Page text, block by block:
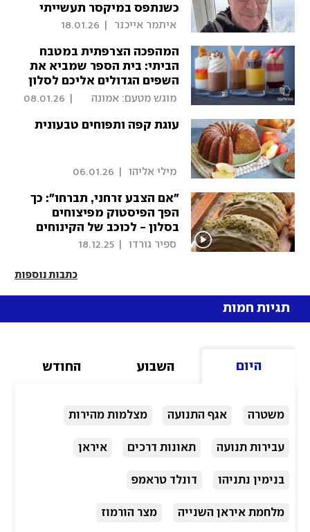
כשנתפס במיקסר תעשייתי
ענק
איתמר אייכנר 18.01.26
המהפכה הצרפתית במטבח
הביתי: בית הספר שמביא את
השפים הגדולים אליכם לסלון
מוגש מטעם: אמונה
08.01.26
עוגת קפה ותפוחים טבעונית
מילי אליהו 06.01.26
"אם הצבע זרחני, תברחו": כך
הפך הפיסטוק מפיצוחים
בסלון - לכוכב של הקינוחים
ספיר גורדו 18.12.25
כתבות נוספות
תגיות חמות
היום השבוע החודש
משטרה אגף התנועה מצלמות מהירות
עבירות תנועה תאונות דרכים איראן
בנימין נתניהו דונלד טראמפ
מלחמת איראן השנייה מצר הורמוז